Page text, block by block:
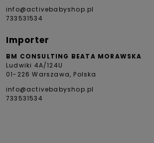
info@activebabyshop.pl
733531534
Importer
BM CONSULTING BEATA MORAWSKA
Ludwiki 4A/124U
01-226 Warszawa, Polska
info@activebabyshop.pl
733531534